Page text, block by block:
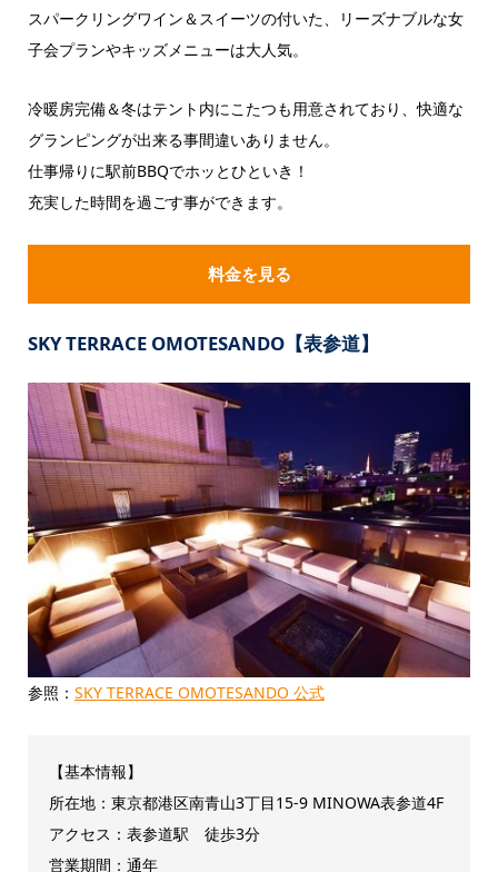
スパークリングワイン＆スイーツの付いた、リーズナブルな女
子会プランやキッズメニューは大人気。
冷暖房完備＆冬はテント内にこたつも用意されており、快適な
グランピングが出来る事間違いありません。
仕事帰りに駅前BBQでホッとひといき！
充実した時間を過ごす事ができます。
料金を見る
SKY TERRACE OMOTESANDO【表参道】
参照： SKY TERRACE OMOTESANDO 公式
【基本情報】
所在地：東京都港区南青山3丁目15-9 MINOWA表参道4F
アクセス：表参道駅 徒歩3分
営業期間：通年